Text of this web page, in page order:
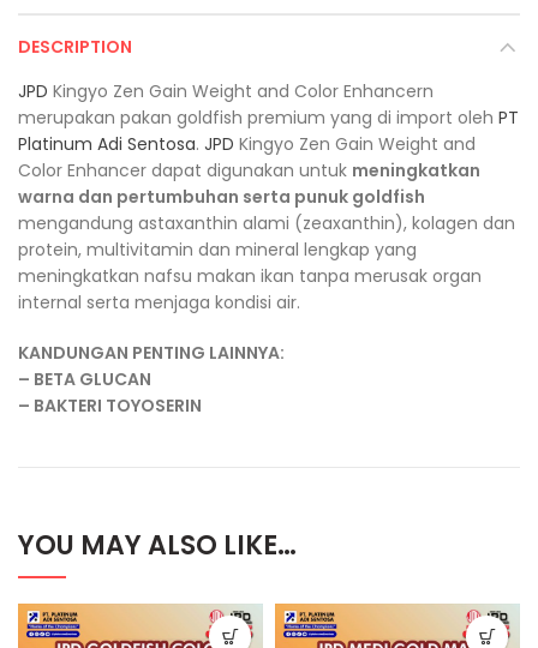
DESCRIPTION
JPD Kingyo Zen Gain Weight and Color Enhancern
merupakan pakan goldfish premium yang di import oleh PT
Platinum Adi Sentosa. JPD Kingyo Zen Gain Weight and
Color Enhancer dapat digunakan untuk meningkatkan
warna dan pertumbuhan serta punuk goldfish
mengandung astaxanthin alami (zeaxanthin), kolagen dan
protein, multivitamin dan mineral lengkap yang
meningkatkan nafsu makan ikan tanpa merusak organ
internal serta menjaga kondisi air.
KANDUNGAN PENTING LAINNYA:
– BETA GLUCAN
– BAKTERI TOYOSERIN
YOU MAY ALSO LIKE…